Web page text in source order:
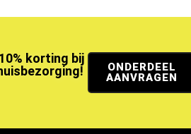
korting bij
ONDERDEEL
AANVRAGEN